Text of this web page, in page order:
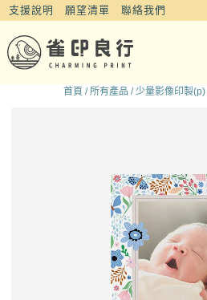
支援說明 願望清單 聯絡我們
首頁 /所有產品 /少量影像印製(p)